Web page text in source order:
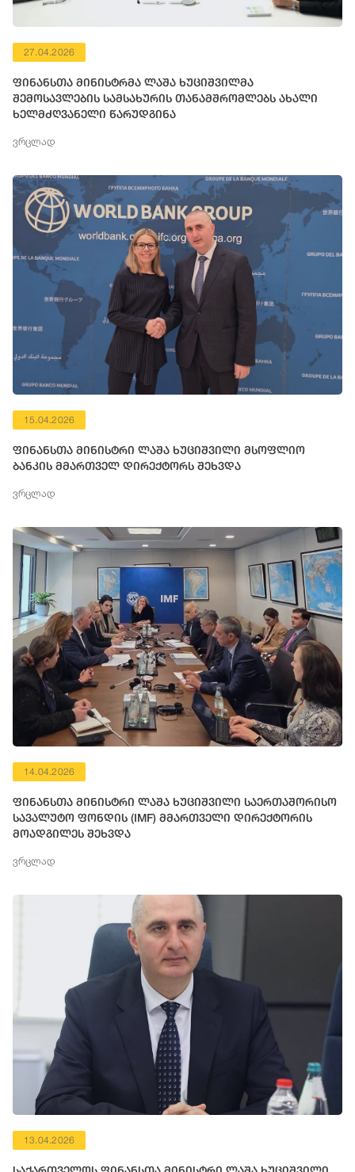
27.04.2026
ფინანსთა მინისტრმა ლაშა ხუციშვილმა
შემოსავლების სამსახურის თანამშრომლებს ახალი
ხელმძღვანელი წარუდგინა
ვრცლად
15.04.2026
ფინანსთა მინისტრი ლაშა ხუციშვილი მსოფლიო
ბანკის მმართველ დირექტორს შეხვდა
ვრცლად
14.04.2026
ფინანსთა მინისტრი ლაშა ხუციშვილი საერთაშორისო
სავალუტო ფონდის (IMF) მმართველი დირექტორის
მოადგილეს შეხვდა
ვრცლად
13.04.2026